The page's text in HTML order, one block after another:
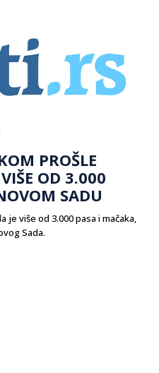
PROŠLE
OD 3.000
SADU
je više od 3.000 pasa i mačaka,
Sada.